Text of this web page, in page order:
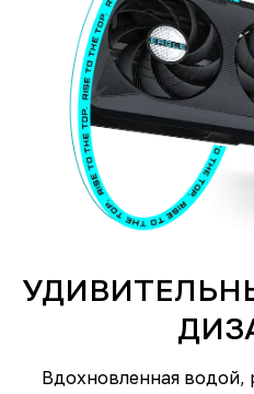
Вдохновленная водой,